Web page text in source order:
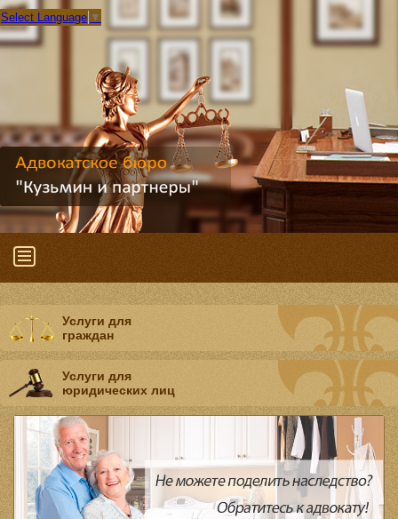
Select Language ▼
Услуги для
граждан
Услуги для
юридических лиц